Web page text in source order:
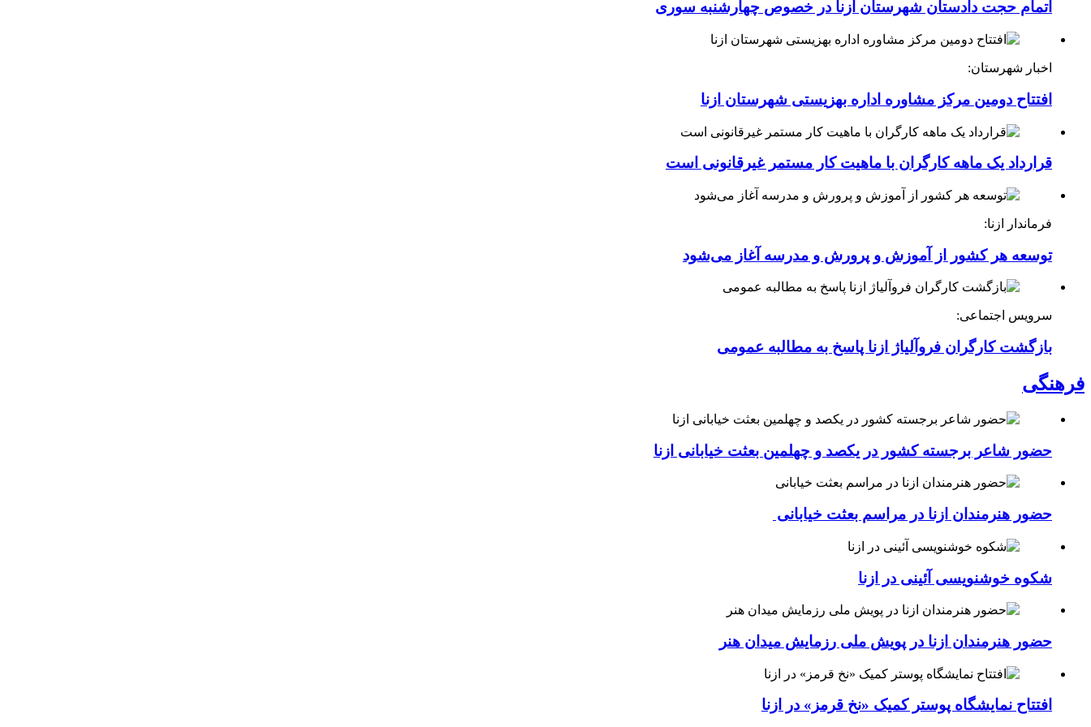
اتمام حجت دادستان شهرستان ازنا در خصوص چهارشنبه ‌سوری
اخبار شهرستان:
افتتاح دومین مرکز مشاوره اداره بهزیستی شهرستان ازنا
قرارداد یک ماهه کارگران با ماهیت کار مستمر غیرقانونی است
فرماندار ازنا:
توسعه هر کشور از آموزش و پرورش و مدرسه آغاز می‌شود
سرویس اجتماعی:
بازگشت کارگران فروآلیاژ ازنا پاسخ به مطالبه عمومی
فرهنگی
حضور شاعر برجسته کشور در یکصد و چهلمین بعثت خیابانی ازنا
حضور هنرمندان ازنا در مراسم بعثت خیابانی
شکوه خوشنویسی آئینی در ازنا
حضور هنرمندان ازنا در پویش ملی رزمایش میدان هنر
افتتاح نمایشگاه پوستر کمیک «نخ قرمز» در ازنا